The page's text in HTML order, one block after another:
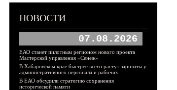
НОВОСТИ
07.08.2026
ЕАО станет пилотным регионом нового проекта
Мастерской управления «Сенеж»
В Хабаровском крае быстрее всего растут зарплаты у
административного персонала и рабочих
В ЕАО обсудили стратегию сохранения
исторической памяти